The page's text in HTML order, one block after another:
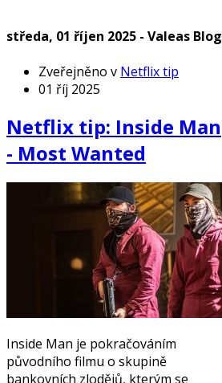
středa, 01 říjen 2025 - Valeas Blog
Zveřejněno v Netflix tip
01 říj 2025
Netflix tip: Inside Man
- Most Wanted
Inside Man je pokračováním
původního filmu o skupině
bankovních zlodějů, kterým se